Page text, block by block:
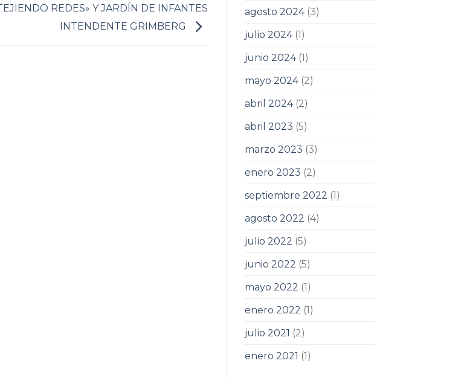
REDES» Y JARDÍN DE INFANTES
INTENDENTE GRIMBERG
agosto 2024(3)
julio 2024(1)
junio 2024(1)
mayo 2024(2)
abril 2024(2)
abril 2023 (5)
marzo 2023 (3)
enero 2023 (2)
septiembre 2022 (1)
agosto 2022 (4)
julio 2022 (5)
junio 2022 (5)
mayo 2022 (1)
enero 2022 (1)
julio 2021 (2)
enero 2021 (1)